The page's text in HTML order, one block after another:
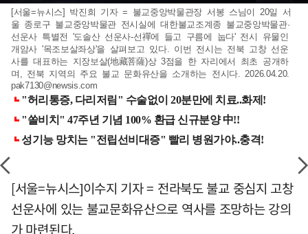
[서울=뉴시스] 박진희 기자 = 불교중앙박물관장 서봉 스님이 20일 서
울 종로구 불교중앙박물관 전시실에 대한불교조계종 불교중앙박물관·
선운사 특별전 '도솔산 선운사-선禪에 들고 구름에 눕다' 전시 유물인
개암사 '목조보살좌상'을 살펴보고 있다. 이번 전시는 전북 고창 선운
사를 대표하는 지장보살(地藏菩薩)상 3점을 한 자리에서 최초 공개하
며, 전북 지역의 주요 불교 문화유산을 소개하는 전시다. 2026.04.20.
pak7130@newsis.com
[서울=뉴시스]이수지 기자 = 전라북도 불교 중심지 고창
선운사에 있는 불교문화유산으로 역사를 조망하는 강의
가 마련된다.